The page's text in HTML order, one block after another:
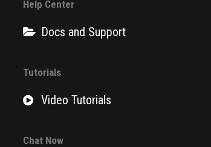
Help Center
Docs and Support
Tutorials
Video Tutorials
Chat Now